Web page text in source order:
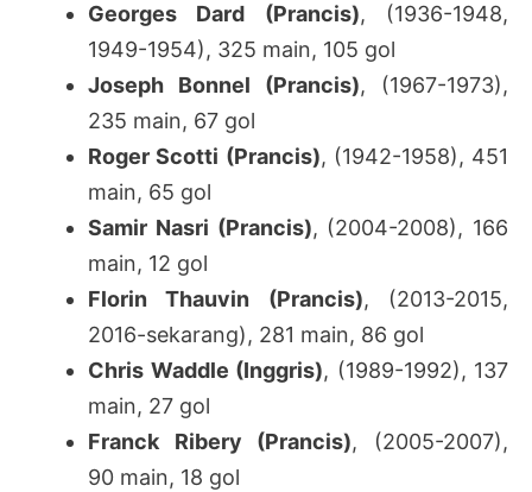
Georges Dard (Prancis), (1936-1948,
1949-1954), 325 main, 105 gol
Joseph Bonnel (Prancis), (1967-1973),
235 main, 67 gol
Roger Scotti (Prancis), (1942-1958), 451
main, 65 gol
Samir Nasri (Prancis), (2004-2008), 166
main, 12 gol
Florin Thauvin (Prancis), (2013-2015,
2016-sekarang), 281 main, 86 gol
Chris Waddle (Inggris), (1989-1992), 137
main, 27 gol
Franck Ribery (Prancis), (2005-2007),
90 main, 18 gol